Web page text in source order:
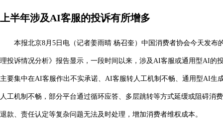
上半年涉及AI客服的投诉有所增多
本报北京8月5日电（记者姜雨晴 杨召奎）中国消费者协会今天发布
理投诉情况分析》报告显示，一段时间以来，涉及AI客服或通用型AI的
主要集中在AI客服作出不实承诺、AI客服转人工机制不畅、通用型AI生
人工机制不畅，部分平台通过循环应答、多层跳转等方式延缓或阻碍消
退款、责任认定等复杂问题无法及时处理，增加消费者维权成本。